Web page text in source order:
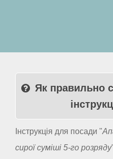
Як правильно
Інструкція для посади "
сирої суміші 5-го розряду